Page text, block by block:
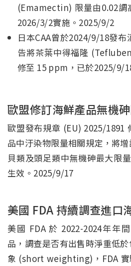
(Emamectin) 限量由0.02
2026/3/2實施。2025/9/2
日本CAA曾於2024/9/18發
告將茶葉中得福隆
修至 15 ppm，已於2025/9/
歐盟修訂海鮮產品無機
歐盟發布規章 (EU) 2025/1891
品中汙染物限量相關規定，將
貝類及頭足類中無機砷最大限
生效。2025/9/17
美國 FDA 持續調查進口
美國 FDA 於 2022-2024年年
品，調查是否有出售時淨重低
象 (short weighting)，FDA 實